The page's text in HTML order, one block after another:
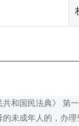
共和国民法典》
未成年人的，办